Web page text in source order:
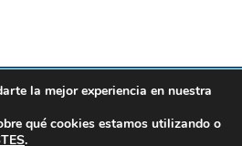
Copyright 2021 |Aviso Legal |Política de
|Ajustes de Cookies
la mejor experiencia en nuestra
qué cookies estamos utilizando o
.